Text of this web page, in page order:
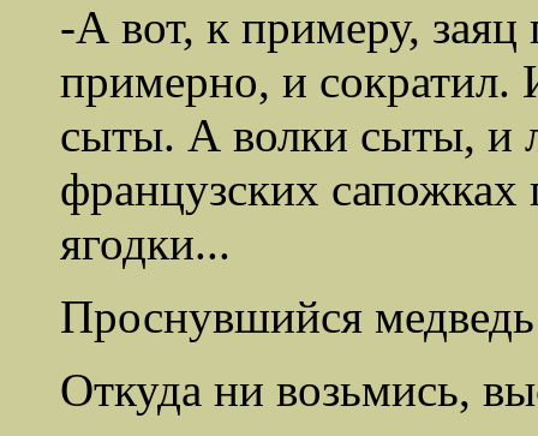
-А вот, к примеру,
примерно, и сократил.
сыты. А волки сыты, и
французских
ягодки...
Проснувшийся
Откуда ни возьмись,